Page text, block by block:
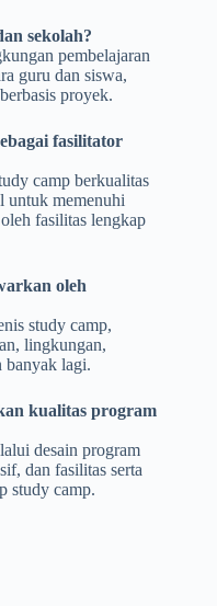
sekolah?
pembelajaran
guru dan siswa,
proyek.
fasilitator
camp berkualitas
untuk memenuhi
fasilitas lengkap
oleh
study camp,
lingkungan,
banyak lagi.
kualitas program
desain program
dan fasilitas serta
study camp.